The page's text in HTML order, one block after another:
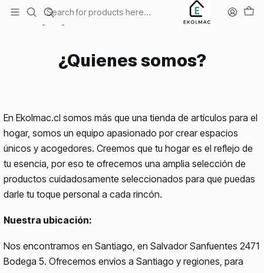
¿Quienes somos?
En Ekolmac.cl somos más que una tienda de artículos para el
hogar, somos un equipo apasionado por crear espacios
únicos y acogedores. Creemos que tu hogar es el reflejo de
tu esencia, por eso te ofrecemos una amplia selección de
productos cuidadosamente seleccionados para que puedas
darle tu toque personal a cada rincón.
Nuestra ubicación:
Nos encontramos en Santiago, en Salvador Sanfuentes 2471
Bodega 5. Ofrecemos envíos a Santiago y regiones, para